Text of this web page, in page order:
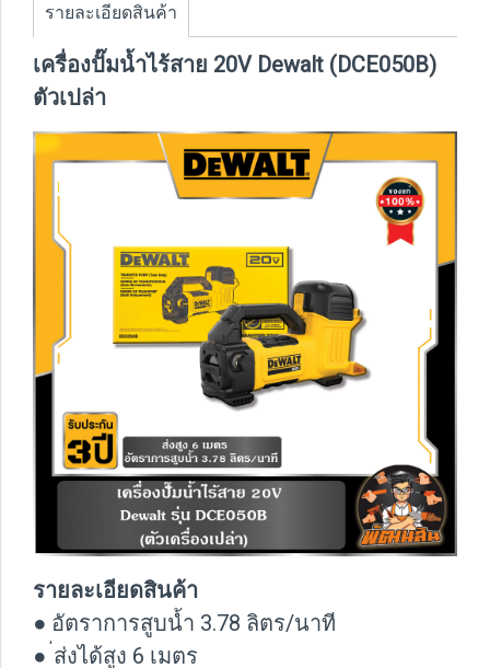
รายละเอียดสินค้า
เครื่องปั๊มน้ำไร้สาย 20V Dewalt (DCE050B)
ตัวเปล่า
รายละเอียดสินค้า
● อัตราการสูบน้ำ 3.78 ลิตร/นาที
● ่ส่งได้สูง 6 เมตร